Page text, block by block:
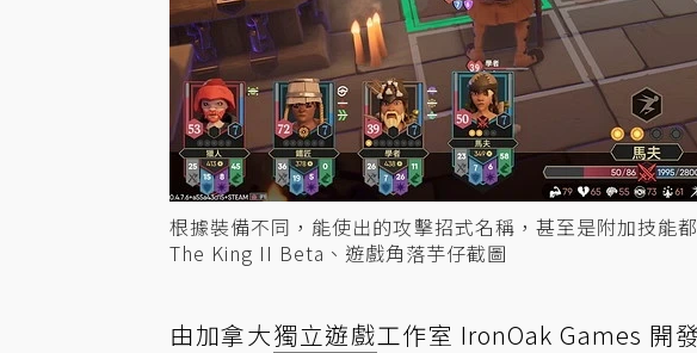
根據裝備不同，能使出的攻擊招式名稱，甚至是附加技能
The King II Beta、遊戲角落芋仔截圖
由加拿大獨立遊戲工作室 IronOak Games 開